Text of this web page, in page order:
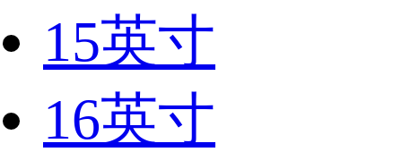
15英寸
16英寸